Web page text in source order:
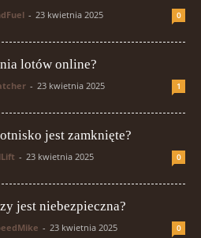
- 23 kwietnia 2025 0
lotów online?
- 23 kwietnia 2025 1
jest zamknięte?
- 23 kwietnia 2025 0
jest niebezpieczna?
- 23 kwietnia 2025 0